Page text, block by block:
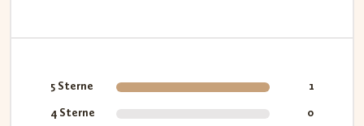
g
5 Sterne
1
4 Sterne
0